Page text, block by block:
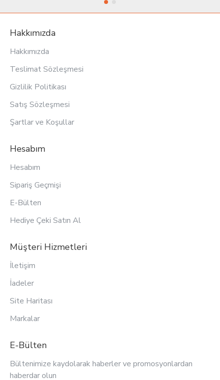
Hakkımızda
Hakkımızda
Teslimat Sözleşmesi
Gizlilik Politikası
Satış Sözleşmesi
Şartlar ve Koşullar
Hesabım
Hesabım
Sipariş Geçmişi
E-Bülten
Hediye Çeki Satın Al
Müşteri Hizmetleri
İletişim
İadeler
Site Haritası
Markalar
E-Bülten
Bültenimize kaydolarak haberler ve promosyonlardan
haberdar olun